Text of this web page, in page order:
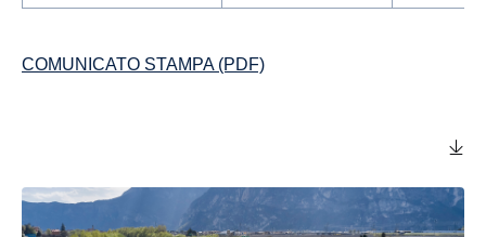
COMUNICATO STAMPA (PDF)